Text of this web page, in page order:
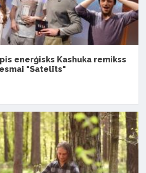
enerģisks Kashuka remikss
"Satelīts"